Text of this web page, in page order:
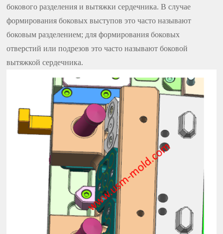
бокового разделения и вытяжки сердечника. В случае
формирования боковых выступов это часто называют
боковым разделением; для формирования боковых
отверстий или подрезов это часто называют боковой
вытяжкой сердечника.